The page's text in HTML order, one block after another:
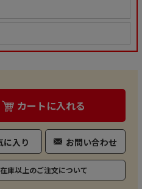
カートに入れる
に入り お問い合わせ
在庫以上のご注文について